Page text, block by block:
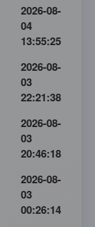
2026-08-
04
13:55:25
2026-08-
03
22:21:38
2026-08-
03
20:46:18
2026-08-
03
00:26:14